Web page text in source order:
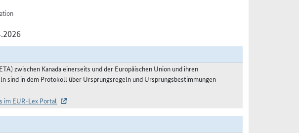
zwischen Kanada einerseits und der Europäischen Union und ihren
sind in dem Protokoll über Ursprungsregeln und Ursprungsbestimmungen
im EUR-Lex Portal